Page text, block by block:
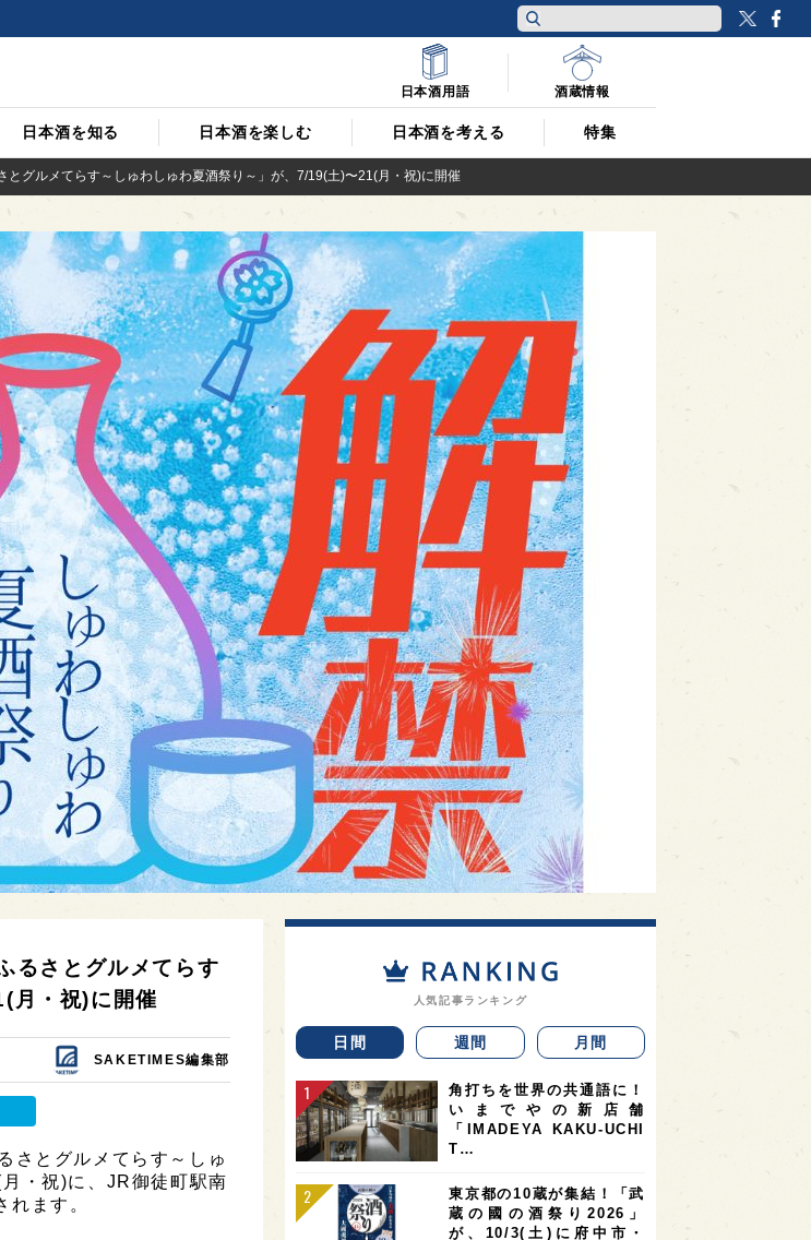
日本酒を知る 日本酒を楽しむ 日本酒を考える 特集
日本酒用語 酒蔵情報
グルメてらす～しゅわしゅわ夏酒祭り～」が、7/19(土)〜21(月・祝)に開催
るさとグルメてらす
月・祝)に開催
SAKETIMES編集部
さとグルメてらす～しゅ
・祝)に、JR御徒町駅南
ます。
人気記事ランキング
日間 週間 月間
角打ちを世界の共通語に！
いまでやの新店舗
「IMADEYA KAKU-UCHI
T…
東京都の10蔵が集結！「武
蔵の國の酒祭り2026」
が、10/3(土)に府中市・